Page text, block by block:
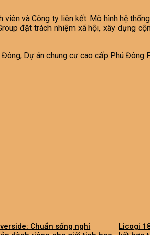
và Công ty liên kết. Mô hình hệ
đặt trách nhiệm xã hội, xây dựng
Dự án chung cư cao cấp Phú Đông
Chuẩn sống nghỉ
Licogi